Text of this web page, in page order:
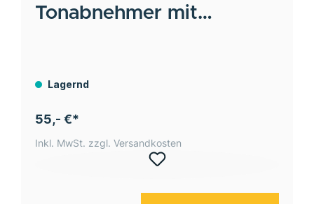
Tonabnehmer mit
Lagernd
55,- €*
Inkl. MwSt. zzgl. Versandkosten